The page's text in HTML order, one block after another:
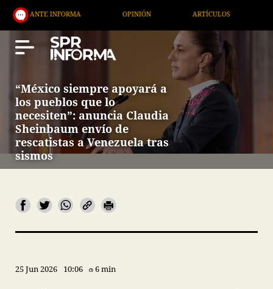
INFORMA OPINIÓN ARTÍCULOS ARTE /
“México siempre apoyará a
los pueblos que lo
necesiten”: anuncia Claudia
Sheinbaum envío de
rescatistas a Venezuela tras
sismos
25 Jun 2026 10:06 6 min